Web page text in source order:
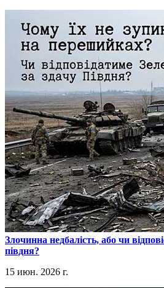
​Злочинна недбалість, або чи
півдня?
15 июн. 2026 г.